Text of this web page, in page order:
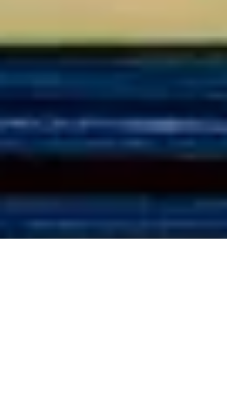
PB-gáz rendelés